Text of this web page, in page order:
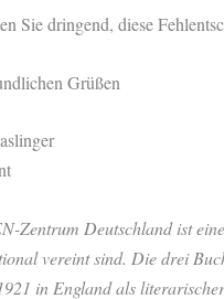
Sie dringend, diese
Grüßen
Zentrum Deutschland ist
vereint sind. Die drei
in England als